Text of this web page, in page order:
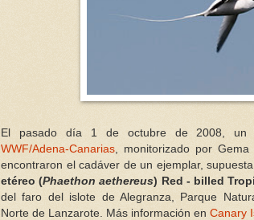
El pasado día 1 de octubre de 2008, un
WWF/Adena-Canarias , monitorizado por
encontraron el cadáver de un ejemplar,
etéreo (Phaethon aethereus) Red - billed
del faro del islote de Alegranza, Parque
Norte de Lanzarote. Más información en Canary